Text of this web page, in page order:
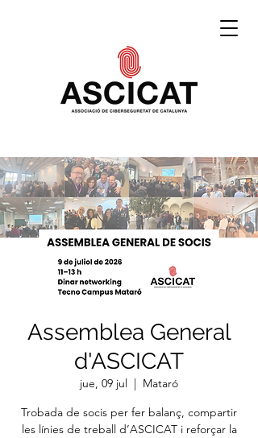
Assemblea General
d'ASCICAT
jue, 09 jul
  |
Mataró
Trobada de socis per fer balanç, compartir
les línies de treball d’ASCICAT i reforçar la